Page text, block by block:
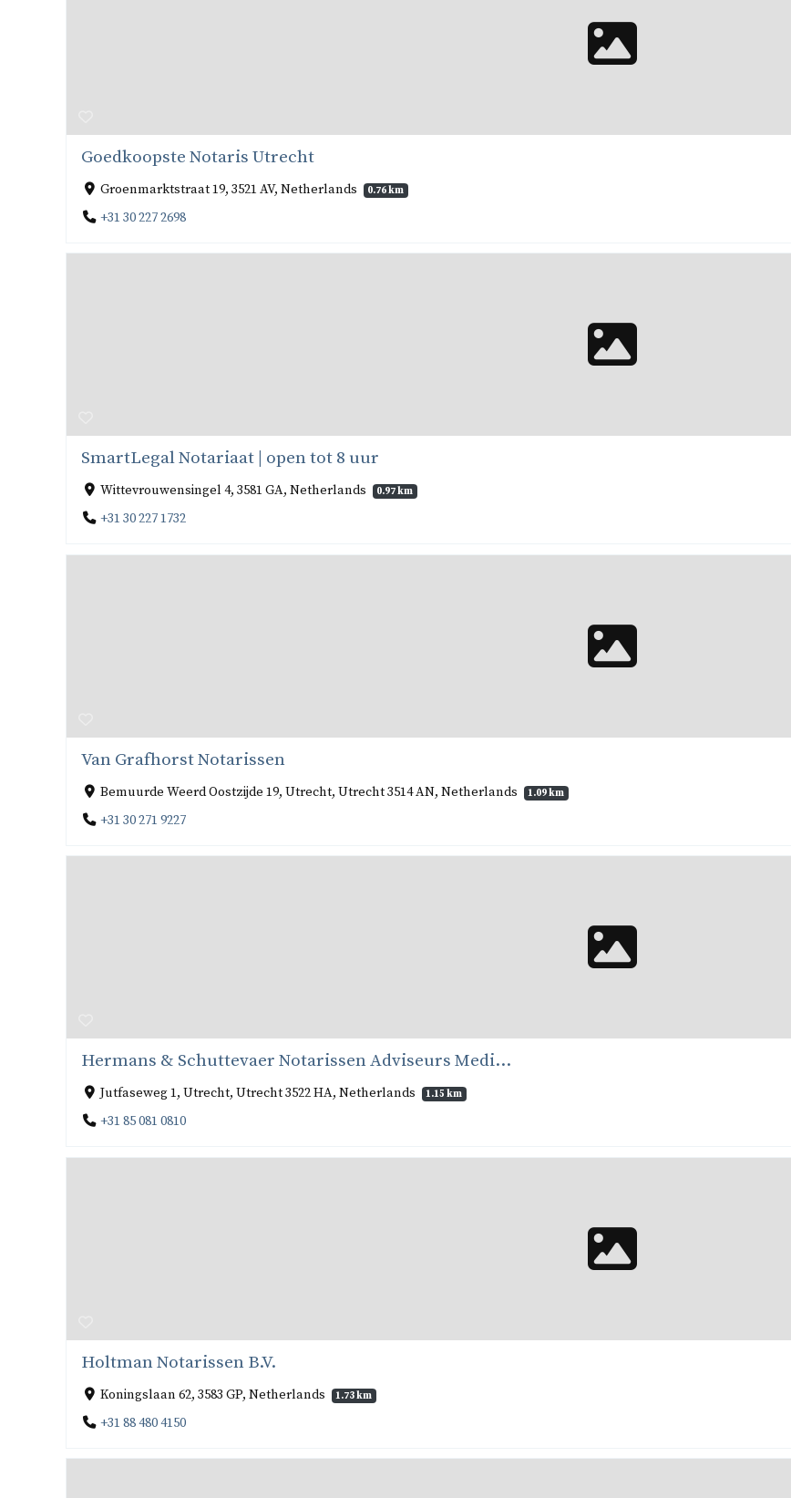
Goedkoopste Notaris Utrecht
Groenmarktstraat 19, 3521 AV, Netherlands 0.76 km
+31 30 227 2698
SmartLegal Notariaat | open tot 8 uur
Wittevrouwensingel 4, 3581 GA, Netherlands 0.97 km
+31 30 227 1732
Van Grafhorst Notarissen
Bemuurde Weerd Oostzijde 19, Utrecht, Utrecht 3514 AN, Netherlands 1.09 km
+31 30 271 9227
Hermans & Schuttevaer Notarissen Adviseurs Medi...
Jutfaseweg 1, Utrecht, Utrecht 3522 HA, Netherlands 1.15 km
+31 85 081 0810
Holtman Notarissen B.V.
Koningslaan 62, 3583 GP, Netherlands 1.73 km
+31 88 480 4150